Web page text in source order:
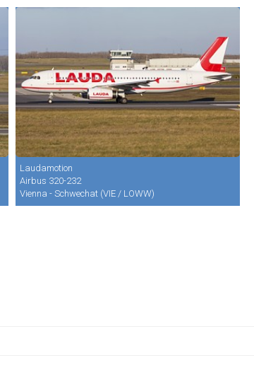
Laudamotion
Airbus 320-232
Vienna - Schwechat (VIE / LOWW)